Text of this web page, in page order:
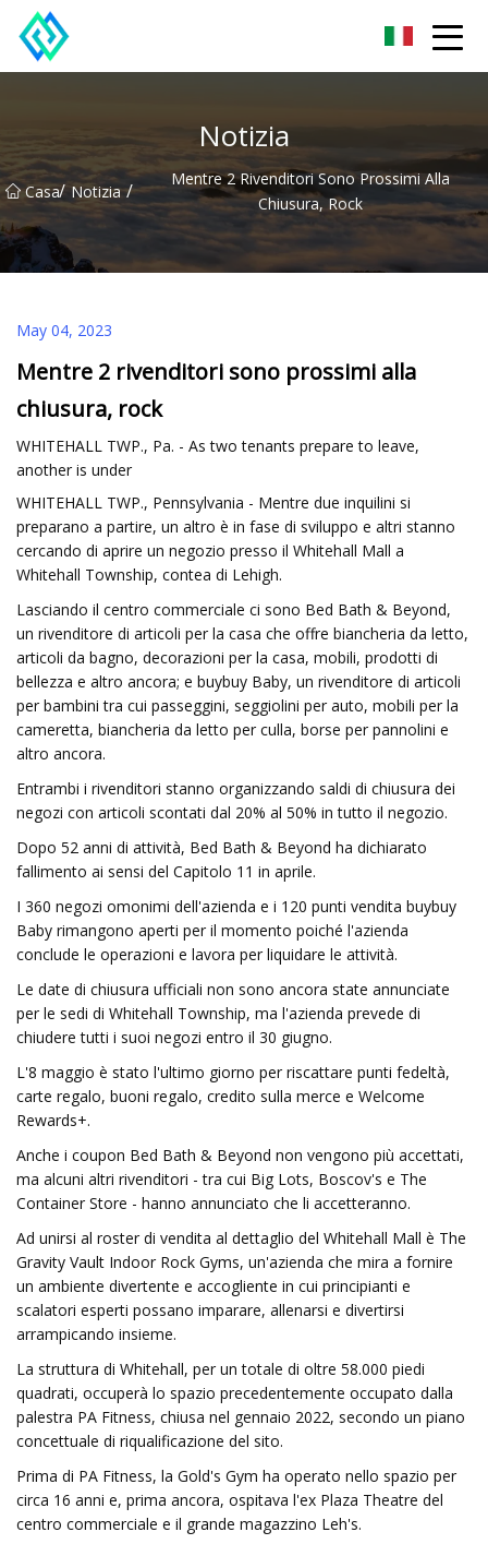
Notizia
Casa/ Notizia /
Mentre 2 Rivenditori Sono Prossimi Alla
Chiusura, Rock
May 04, 2023
Mentre 2 rivenditori sono prossimi alla
chiusura, rock
WHITEHALL TWP., Pa. - As two tenants prepare to leave,
another is under
WHITEHALL TWP., Pennsylvania - Mentre due inquilini si
preparano a partire, un altro è in fase di sviluppo e altri stanno
cercando di aprire un negozio presso il Whitehall Mall a
Whitehall Township, contea di Lehigh.
Lasciando il centro commerciale ci sono Bed Bath & Beyond,
un rivenditore di articoli per la casa che offre biancheria da letto,
articoli da bagno, decorazioni per la casa, mobili, prodotti di
bellezza e altro ancora; e buybuy Baby, un rivenditore di articoli
per bambini tra cui passeggini, seggiolini per auto, mobili per la
cameretta, biancheria da letto per culla, borse per pannolini e
altro ancora.
Entrambi i rivenditori stanno organizzando saldi di chiusura dei
negozi con articoli scontati dal 20% al 50% in tutto il negozio.
Dopo 52 anni di attività, Bed Bath & Beyond ha dichiarato
fallimento ai sensi del Capitolo 11 in aprile.
I 360 negozi omonimi dell'azienda e i 120 punti vendita buybuy
Baby rimangono aperti per il momento poiché l'azienda
conclude le operazioni e lavora per liquidare le attività.
Le date di chiusura ufficiali non sono ancora state annunciate
per le sedi di Whitehall Township, ma l'azienda prevede di
chiudere tutti i suoi negozi entro il 30 giugno.
L'8 maggio è stato l'ultimo giorno per riscattare punti fedeltà,
carte regalo, buoni regalo, credito sulla merce e Welcome
Rewards+.
Anche i coupon Bed Bath & Beyond non vengono più accettati,
ma alcuni altri rivenditori - tra cui Big Lots, Boscov's e The
Container Store - hanno annunciato che li accetteranno.
Ad unirsi al roster di vendita al dettaglio del Whitehall Mall è The
Gravity Vault Indoor Rock Gyms, un'azienda che mira a fornire
un ambiente divertente e accogliente in cui principianti e
scalatori esperti possano imparare, allenarsi e divertirsi
arrampicando insieme.
La struttura di Whitehall, per un totale di oltre 58.000 piedi
quadrati, occuperà lo spazio precedentemente occupato dalla
palestra PA Fitness, chiusa nel gennaio 2022, secondo un piano
concettuale di riqualificazione del sito.
Prima di PA Fitness, la Gold's Gym ha operato nello spazio per
circa 16 anni e, prima ancora, ospitava l'ex Plaza Theatre del
centro commerciale e il grande magazzino Leh's.